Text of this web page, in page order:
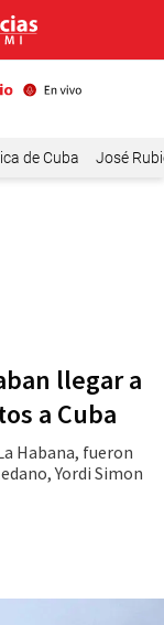
de Cuba José
llegar a
a Cuba
Habana, fueron
Yordi Simon